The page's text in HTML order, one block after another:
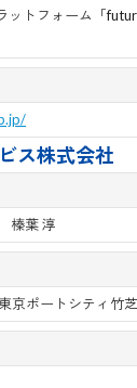
ットフォーム「
ス株式会社
榛葉 淳
ポートシティ竹